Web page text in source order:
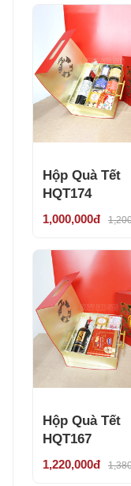
Hộp Quà Tết
HQT174
1,000,000đ
Hộp Quà Tết
HQT167
1,220,000đ